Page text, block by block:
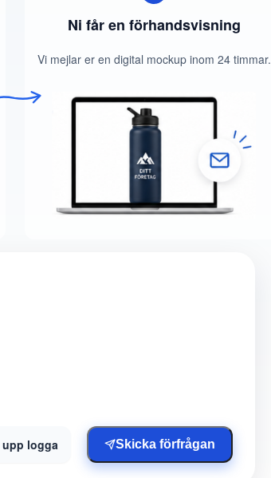
Ni får en förhandsvisning
Vi mejlar er en digital mockup inom 24 timmar.
upp logga Skicka förfrågan